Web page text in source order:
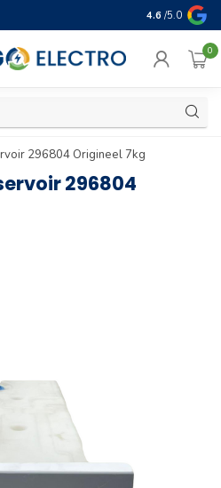
Geld terug
4.6 /5.0
0
296804 Origineel 7kg
296804